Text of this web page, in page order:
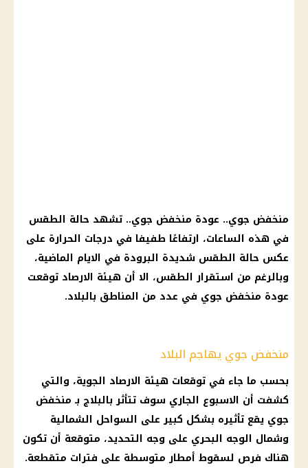
منخفض جوي.. عودة منخفض جوي.. تشهد حالة الطقس
في هذه الساعات، ارتفاعًا طفيفا في درجات الحرارة على
عكس حالة الطقس شديدة البرودة في الايام الماضية،
وبالرغم من استقرارالطقس، الا أن هيئة الارصاد توقعت
عودة منخفض جوي في عدد من المناطق بالبلاد.
منخفض جوي يهاجم البلاد
بحسب ما جاء في توقعات هيئة الارصاد الجوية، والتي
كشفت أن الاسبوع الجاري سوف تتأثر بالبلاج بـ منخفض
جوي يقع تأثيره بشكل كبير على السواحل الشمالية
وشمال الوجه البحري على وجه التحديد، متوقعة أن تكون
هناك فرص لسقوط أمطارمتوسطة على فترات متقطعة.